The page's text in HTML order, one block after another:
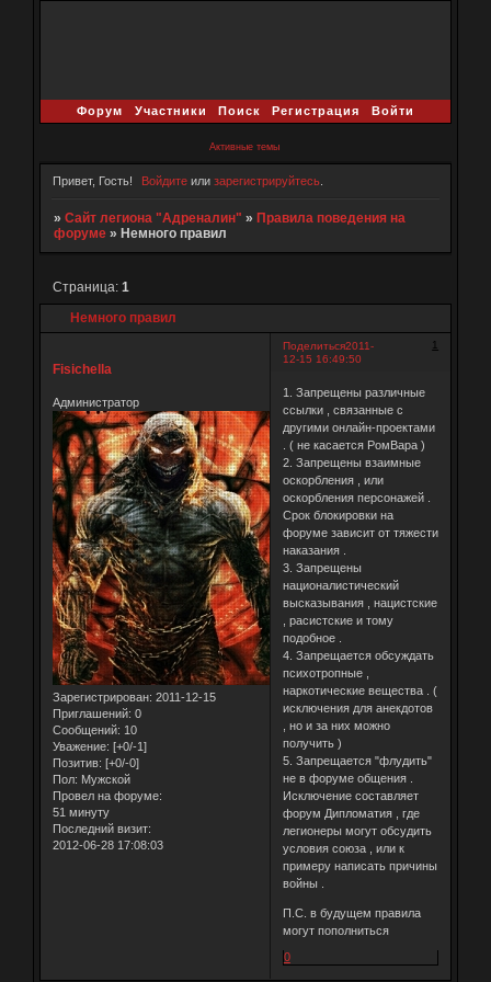
Форум Участники Поиск Регистрация Войти
Активные темы
Привет, Гость! Войдите илизарегистрируйтесь
» Сайт легиона "Адреналин" » Правила поведения на
форуме » Немного правил
Немного правил
Страница: 1
Поделиться 1
2011-
12-15 16:49:50
Fisichella
Администратор
Зарегистрирован: 2011-12-15
Приглашений: 0
Сообщений: 10
Уважение: [+0/-1]
Позитив: [+0/-0]
Пол: Мужской
Провел на форуме:
51 минуту
Последний визит:
2012-06-28 17:08:03
1. Запрещены различные
ссылки , связанные с
другими онлайн-проектами
. ( не касается РомВара )
2. Запрещены взаимные
оскорбления , или
оскорбления персонажей .
Срок блокировки на
форуме зависит от тяжести
наказания .
3. Запрещены
националистический
высказывания , нацистские
, расистские и тому
подобное .
4. Запрещается обсуждать
психотропные ,
наркотические вещества . (
исключения для анекдотов
, но и за них можно
получить )
5. Запрещается "флудить"
не в форуме общения .
Исключение составляет
форум Дипломатия , где
легионеры могут обсудить
условия союза , или к
примеру написать причины
войны .
П.С. в будущем правила
могут пополниться
0